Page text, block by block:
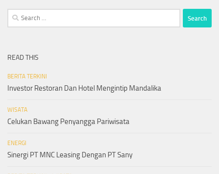
Search
for:
READ THIS
BERITA TERKINI
Investor Restoran Dan Hotel Mengintip Mandalika
WISATA
Celukan Bawang Penyangga Pariwisata
ENERGI
Sinergi PT MNC Leasing Dengan PT Sany